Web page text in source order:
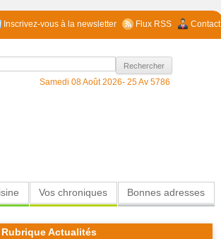
Inscrivez-vous à la newsletter Flux RSS Contact
Samedi 08 Août 2026- 25 Av 5786
Vos chroniques Bonnes adresses
Rubrique Actualités